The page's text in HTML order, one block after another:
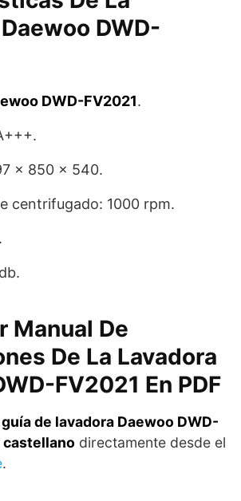
DWD-
DWD-FV2021.
x 850 x 540.
centrifugado: 1000 rpm.
Manual De
De La Lavadora
FV2021 En PDF
de lavadora Daewoo DWD-
castellano directamente desde el
.